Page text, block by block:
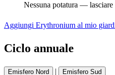
Nessuna potatura —
Aggiungi Erythronium al mio
Ciclo annuale
Emisfero Nord | Emisfero Sud